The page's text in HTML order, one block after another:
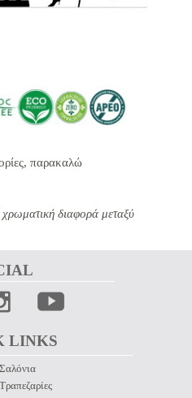
παρακαλώ
διαφορά μεταξύ
LINKS
Σαλόνια
Τραπεζαρίες